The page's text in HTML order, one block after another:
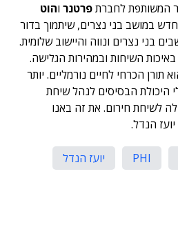
המשותפת לחברתפרטנר והוט
במושב בני נצרים, שיתמוך בדור
בני נצרים ונווה והיישוב שלומית.
השיחות ובמהירות הגלישה.
תורן הכרחי לחיים נורמליים. יותר
היכולת הבסיסים לנהל שיחת
לשיחת חירום. את זה באנו
הנדל.
PHI יועז הנדל